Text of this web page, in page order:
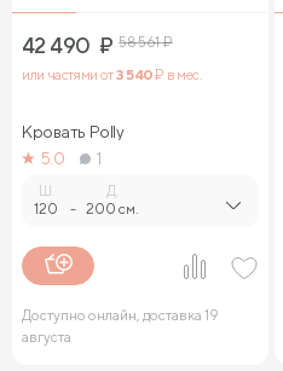
42 490 ₽ 58 561₽
или частями от3 540₽ в мес.
Кровать Polly
5.0
1
120 -
Д.
200 см.
Доступно онлайн, доставка 19
августа